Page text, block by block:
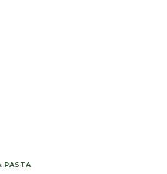
PASTA